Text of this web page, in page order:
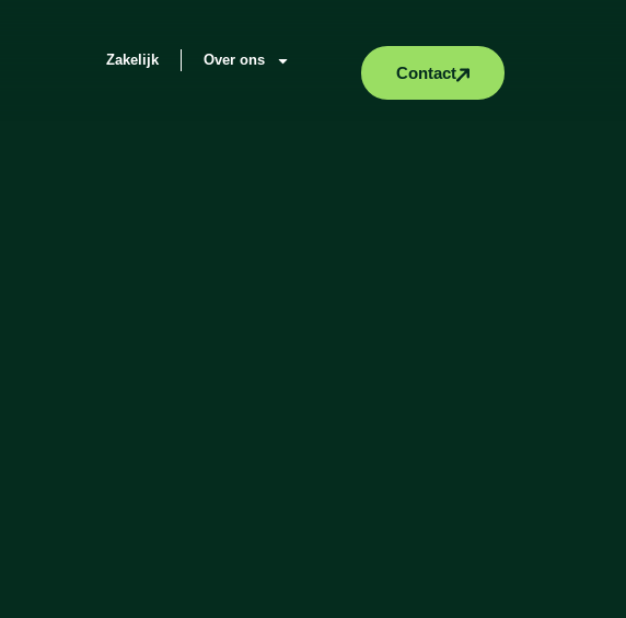
Zakelijk Over ons
Contact